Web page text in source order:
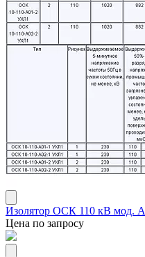
Изолятор ОСК 110 кВ мод. А
Цена по запросу